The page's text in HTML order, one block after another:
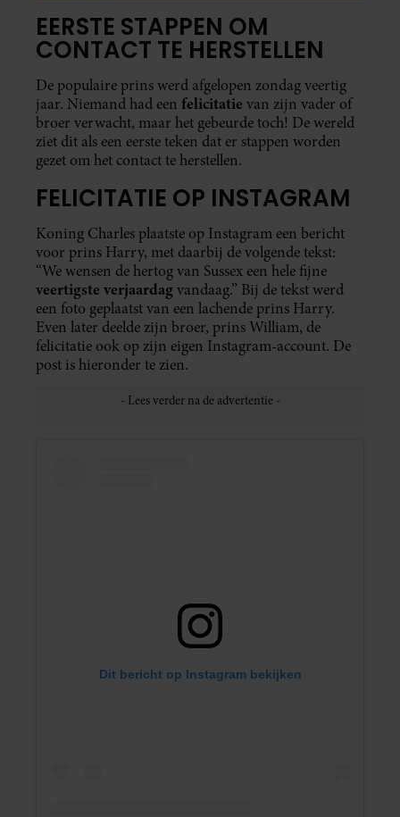
EERSTE STAPPEN OM
CONTACT TE HERSTELLEN
De populaire prins werd afgelopen zondag veertig
jaar. Niemand had een felicitatie van zijn vader of
broer verwacht, maar het gebeurde toch! De wereld
ziet dit als een eerste teken dat er stappen worden
gezet om het contact te herstellen.
FELICITATIE OP INSTAGRAM
Koning Charles plaatste op Instagram een bericht
voor prins Harry, met daarbij de volgende tekst:
“We wensen de hertog van Sussex een hele fijne
veertigste verjaardagvandaag.” Bij de tekst werd
een foto geplaatst van een lachende prins Harry.
Even later deelde zijn broer, prins William, de
felicitatie ook op zijn eigen Instagram-account. De
post is hieronder te zien.
Dit bericht op Instagram bekijken